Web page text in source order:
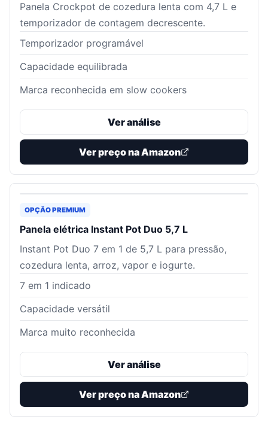
Panela Crockpot de cozedura lenta com 4,7 L e
temporizador de contagem decrescente.
Temporizador programável
Capacidade equilibrada
Marca reconhecida em slow cookers
Ver análise
Ver preço na Amazon
OPÇÃO PREMIUM
Panela elétrica Instant Pot Duo 5,7 L
Instant Pot Duo 7 em 1 de 5,7 L para pressão,
cozedura lenta, arroz, vapor e iogurte.
7 em 1 indicado
Capacidade versátil
Marca muito reconhecida
Ver análise
Ver preço na Amazon